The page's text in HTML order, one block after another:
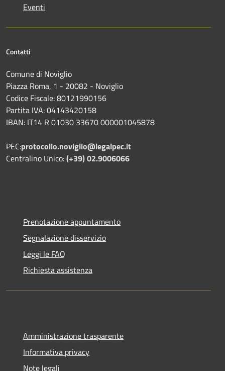
Eventi
Contatti
Comune di Noviglio
Piazza Roma, 1 - 20082 - Noviglio
Codice Fiscale: 80121990156
Partita IVA: 04143420158
IBAN: IT14 R 01030 33670 000001045878
PEC:protocollo.noviglio@legalpec.it
Centralino Unico:(+39) 02.9006066
Prenotazione appuntamento
Segnalazione disservizio
Leggi le FAQ
Richiesta assistenza
Amministrazione trasparente
Informativa privacy
Note legali